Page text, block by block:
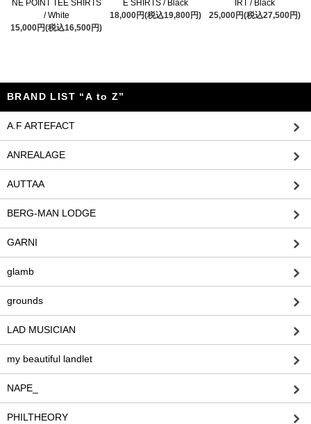
NE POINT TEE SHIRTS
/ White
15,000円(税込16,500円)
E SHIRTS / Black
18,000円(税込19,800円)
IRT / Black
25,000円(税込27,500円)
BRAND LIST “A to Z”
A.F ARTEFACT
ANREALAGE
AUTTAA
BERG-MAN LODGE
GARNI
glamb
grounds
LAD MUSICIAN
my beautiful landlet
NAPE_
PHILTHEORY